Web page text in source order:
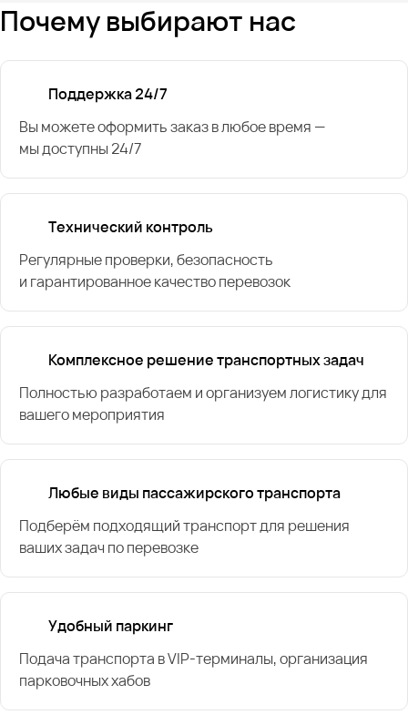
Почему выбирают нас
Поддержка 24/7
Вы можете оформить заказ в любое время —
мы доступны 24/7
Технический контроль
Регулярные проверки, безопасность
и гарантированное качество перевозок
Комплексное решение транспортных задач
Полностью разработаем и организуем логистику для
вашего мероприятия
Любые виды пассажирского транспорта
Подберём подходящий транспорт для решения
ваших задач по перевозке
Удобный паркинг
Подача транспорта в VIP-терминалы, организация
парковочных хабов